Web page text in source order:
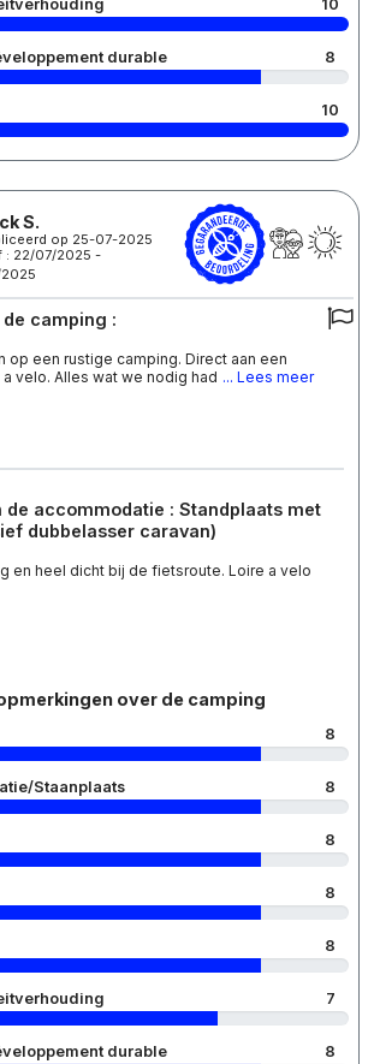
10
durable 8
10
S.
op 25-07-2025
: 22/07/2025 -
camping :
op een rustige camping. Direct aan een
velo. Alles wat we nodig had ... Lees meer
de accommodatie : Standplaats met
dubbelasser caravan)
en heel dicht bij de fietsroute. Loire a velo
over de camping
8
Staanplaats 8
8
8
8
7
durable 8